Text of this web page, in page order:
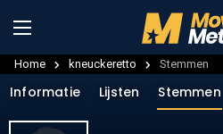
Home kneuckeretto Stemmen
Informatie Lijsten Stemmen